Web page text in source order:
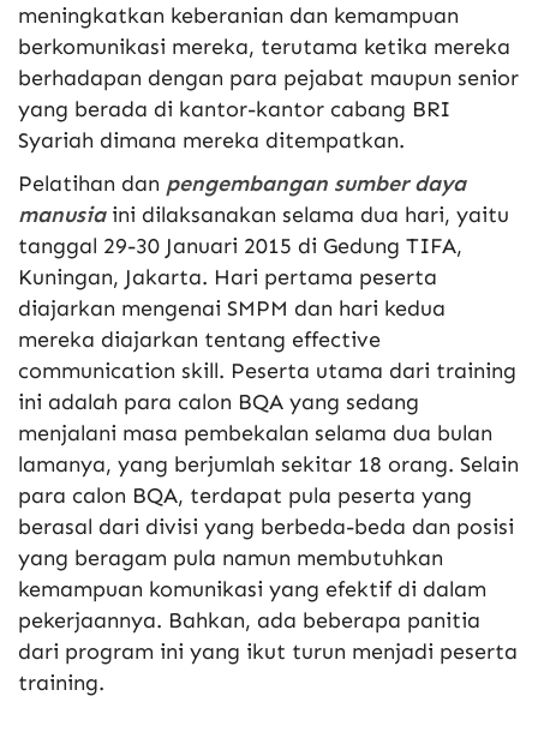
meningkatkan keberanian dan kemampuan
berkomunikasi mereka, terutama ketika mereka
berhadapan dengan para pejabat maupun senior
yang berada di kantor-kantor cabang BRI
Syariah dimana mereka ditempatkan.
Pelatihan dan pengembangan sumber daya
manusiaini dilaksanakan selama dua hari, yaitu
tanggal 29-30 Januari 2015 di Gedung TIFA,
Kuningan, Jakarta. Hari pertama peserta
diajarkan mengenai SMPM dan hari kedua
mereka diajarkan tentang effective
communication skill. Peserta utama dari training
ini adalah para calon BQA yang sedang
menjalani masa pembekalan selama dua bulan
lamanya, yang berjumlah sekitar 18 orang. Selain
para calon BQA, terdapat pula peserta yang
berasal dari divisi yang berbeda-beda dan posisi
yang beragam pula namun membutuhkan
kemampuan komunikasi yang efektif di dalam
pekerjaannya. Bahkan, ada beberapa panitia
dari program ini yang ikut turun menjadi peserta
training.